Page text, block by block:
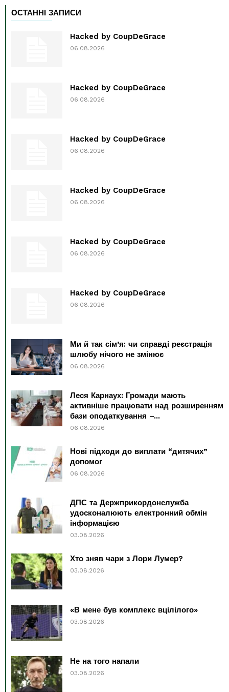
ОСТАННІ ЗАПИСИ
Hacked by CoupDeGrace
06.08.2026
Hacked by CoupDeGrace
06.08.2026
Hacked by CoupDeGrace
06.08.2026
Hacked by CoupDeGrace
06.08.2026
Hacked by CoupDeGrace
06.08.2026
Hacked by CoupDeGrace
06.08.2026
Ми й так сім’я: чи справді реєстрація
шлюбу нічого не змінює
06.08.2026
Леся Карнаух: Громади мають
активніше працювати над розширенням
бази оподаткування –...
06.08.2026
Нові підходи до виплати “дитячих”
допомог
06.08.2026
ДПС та Держприкордонслужба
удосконалюють електронний обмін
інформацією
03.08.2026
Хто зняв чари з Лори Лумер?
03.08.2026
«В мене був комплекс вцілілого»
03.08.2026
Не на того напали
03.08.2026